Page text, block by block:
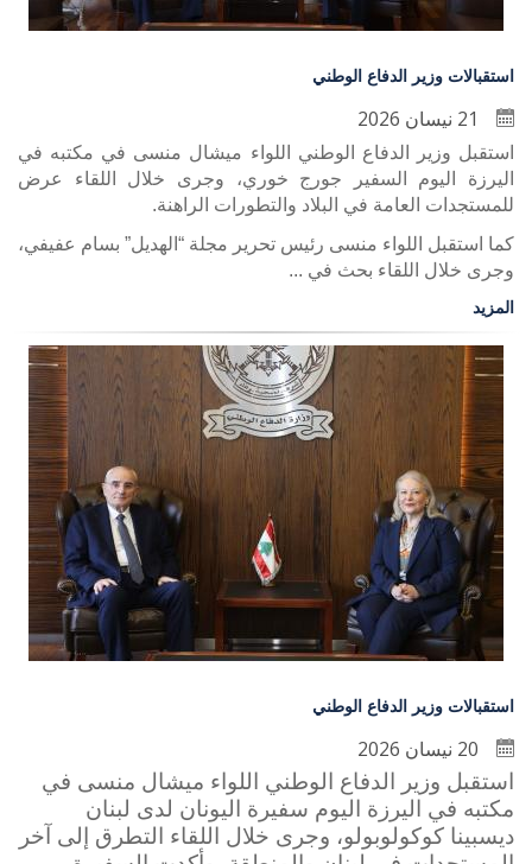
استقبالات وزير الدفاع الوطني
استقبل وزير الدفاع الوطني اللواء ميشال منسى في مكتبه في
اليرزة اليوم السفير جورج خوري، وجرى خلال اللقاء عرض
للمستجدات العامة في البلاد والتطورات الراهنة.
كما استقبل اللواء منسى رئيس تحرير مجلة “الهديل” بسام عفيفي،
وجرى خلال اللقاء بحث في ...
المزيد
استقبالات وزير الدفاع الوطني
استقبل وزير الدفاع الوطني اللواء ميشال منسى في
مكتبه في اليرزة اليوم سفيرة اليونان لدى لبنان
ديسبينا كوكولوبولو، وجرى خلال اللقاء التطرق إلى آخر